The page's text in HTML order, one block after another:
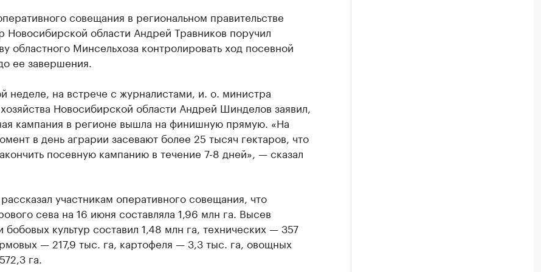
совещания в региональном правительстве
Новосибирской области Андрей Травников поручил
областного Минсельхоза контролировать ход посевной
ее завершения.
неделе, на встрече с журналистами, и. о. министра
Новосибирской области Андрей Шинделов заявил,
кампания в регионе вышла на финишную прямую. «На
в день аграрии засевают более 25 тысяч гектаров, что
посевную кампанию в течение 7-8 дней», — сказал
участникам оперативного совещания, что
сева на 16 июня составляла 1,96 млн га. Высев
бобовых культур составил 1,48 млн га, технических — 357
— 217,9 тыс. га, картофеля — 3,3 тыс. га, овощных
га.